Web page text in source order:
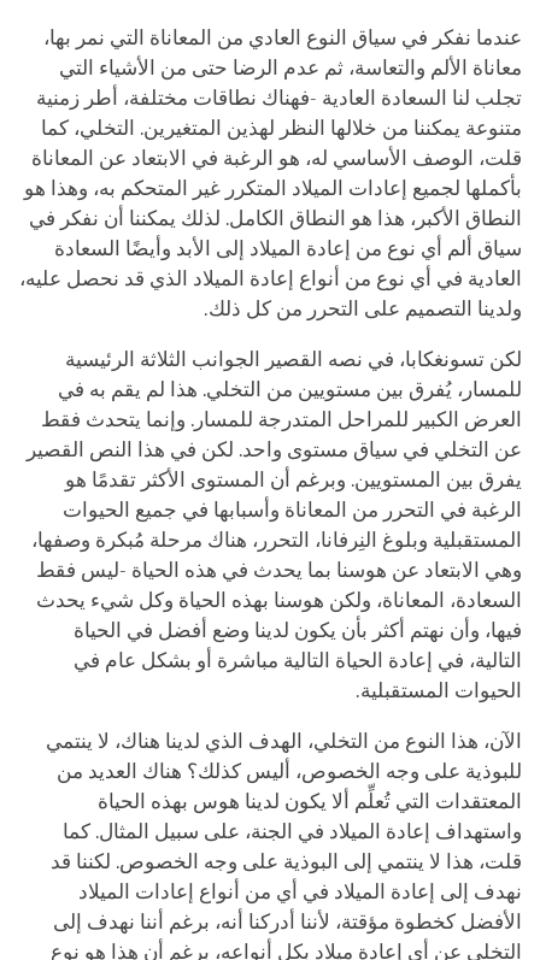
عندما نفكر في سياق النوع العادي من المعاناة التي نمر بها،
معاناة الألم والتعاسة، ثم عدم الرضا حتى من الأشياء التي
تجلب لنا السعادة العادية -فهناك نطاقات مختلفة، أطر زمنية
متنوعة يمكننا من خلالها النظر لهذين المتغيرين. التخلي، كما
قلت، الوصف الأساسي له، هو الرغبة في الابتعاد عن المعاناة
بأكملها لجميع إعادات الميلاد المتكرر غير المتحكم به، وهذا هو
النطاق الأكبر، هذا هو النطاق الكامل. لذلك يمكننا أن نفكر في
سياق ألم أي نوع من إعادة الميلاد إلى الأبد وأيضًا السعادة
العادية في أي نوع من أنواع إعادة الميلاد الذي قد نحصل عليه،
ولدينا التصميم على التحرر من كل ذلك.
لكن تسونغكابا، في نصه القصير الجوانب الثلاثة الرئيسية
للمسار، يُفرق بين مستويين من التخلي. هذا لم يقم به في
العرض الكبير للمراحل المتدرجة للمسار. وإنما يتحدث فقط
عن التخلي في سياق مستوى واحد. لكن في هذا النص القصير
يفرق بين المستويين. وبرغم أن المستوى الأكثر تقدمًا هو
الرغبة في التحرر من المعاناة وأسبابها في جميع الحيوات
المستقبلية وبلوغ النِرفانا، التحرر، هناك مرحلة مُبكرة وصفها،
وهي الابتعاد عن هوسنا بما يحدث في هذه الحياة -ليس فقط
السعادة، المعاناة، ولكن هوسنا بهذه الحياة وكل شيء يحدث
فيها، وأن نهتم أكثر بأن يكون لدينا وضع أفضل في الحياة
التالية، في إعادة الحياة التالية مباشرة أو بشكل عام في
الحيوات المستقبلية.
الآن، هذا النوع من التخلي، الهدف الذي لدينا هناك، لا ينتمي
للبوذية على وجه الخصوص، أليس كذلك؟ هناك العديد من
المعتقدات التي تُعلِّم ألا يكون لدينا هوس بهذه الحياة
واستهداف إعادة الميلاد في الجنة، على سبيل المثال. كما
قلت، هذا لا ينتمي إلى البوذية على وجه الخصوص. لكننا قد
نهدف إلى إعادة الميلاد في أي من أنواع إعادات الميلاد
الأفضل كخطوة مؤقتة، لأننا أدركنا أنه، برغم أننا نهدف إلى
التخلي عن أي إعادة ميلاد بكل أنواعه، برغم أن هذا هو نوع